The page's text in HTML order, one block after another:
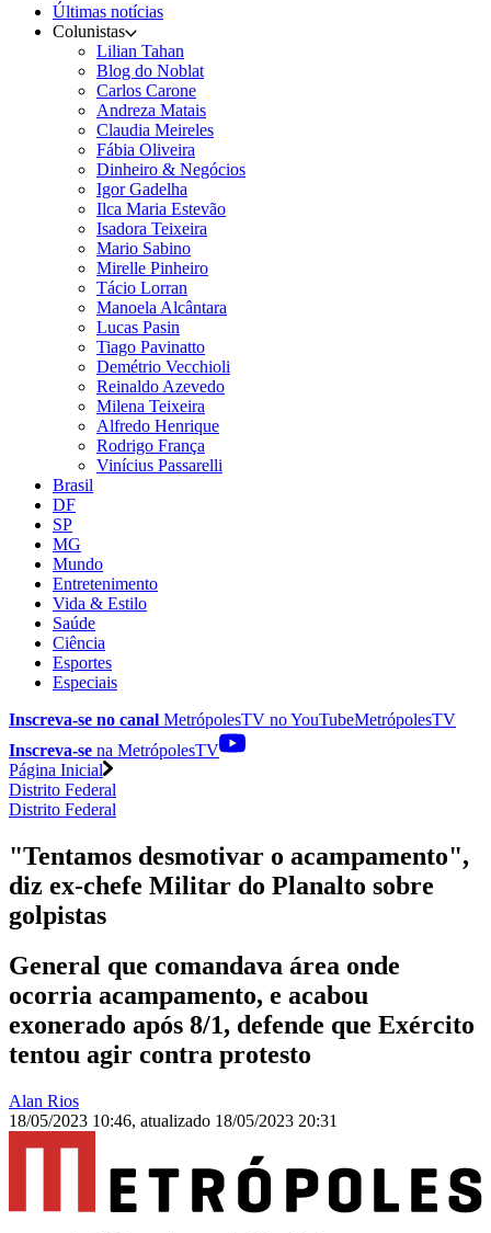
Últimas notícias
Colunistas
Lilian Tahan
Blog do Noblat
Carlos Carone
Andreza Matais
Claudia Meireles
Fábia Oliveira
Dinheiro & Negócios
Igor Gadelha
Ilca Maria Estevão
Isadora Teixeira
Mario Sabino
Mirelle Pinheiro
Tácio Lorran
Manoela Alcântara
Lucas Pasin
Tiago Pavinatto
Demétrio Vecchioli
Reinaldo Azevedo
Milena Teixeira
Alfredo Henrique
Rodrigo França
Vinícius Passarelli
Brasil
DF
SP
MG
Mundo
Entretenimento
Vida & Estilo
Saúde
Ciência
Esportes
Especiais
Inscreva-se no canal MetrópolesTV noYouTubeMetrópolesTV
Inscreva-se na MetrópolesTV
Página Inicial
Distrito Federal
Distrito Federal
"Tentamos desmotivar o acampamento",
diz ex-chefe Militar do Planalto sobre
golpistas
General que comandava área onde
ocorria acampamento, e acabou
exonerado após 8/1, defende que Exército
tentou agir contra protesto
Alan Rios
18/05/2023 10:46, atualizado 18/05/2023 20:31